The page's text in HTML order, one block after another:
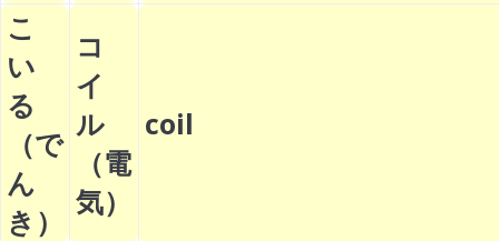
こ
い
る
（で
ん
き）
コ
イ
ル
（電
気）
coil